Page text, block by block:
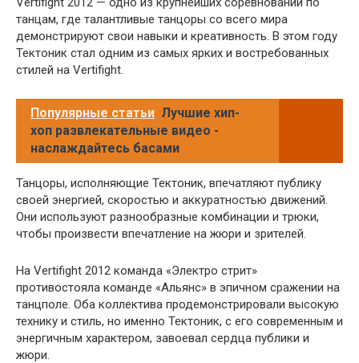
танцам, где талантливые танцоры со всего мира
демонстрируют свои навыки и креативность. В этом году
Тектоник стал одним из самых ярких и востребованных
стилей на Vertifight.
Популярные статьи Лучшие хип-
хоп развлекательные видео -
наслаждайтесь басами
Танцоры, исполняющие Тектоник, впечатляют публику
своей энергией, скоростью и аккуратностью движений.
Они используют разнообразные комбинации и трюки,
чтобы произвести впечатление на жюри и зрителей.
На Vertifight 2012 команда «Электро стрит»
противостояла команде «Альянс» в эпичном сражении на
танцполе. Оба коллектива продемонстрировали высокую
технику и стиль, но именно Тектоник, с его современным и
энергичным характером, завоевал сердца публики и
жюри.